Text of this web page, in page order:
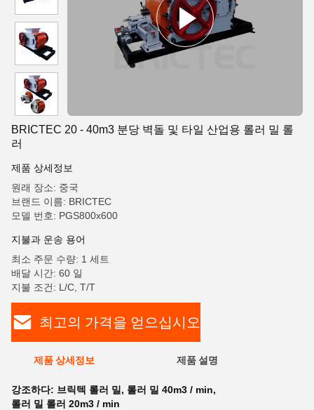
BRICTEC 20 - 40m3 분당 벽돌 및 타일 산업용 롤러 밀 롤
러
제품 상세정보
원래 장소: 중국
브랜드 이름: BRICTEC
모델 번호: PGS800x600
지불과 운송 용어
최소 주문 수량: 1 세트
배달 시간: 60 일
지불 조건: L/C, T/T
최고의 가격을 얻으십시오
제품 상세정보 제품 설명
강조하다: 브릭텍 롤러 밀 , 롤러 밀 40m3 / min,
롤러 밀 롤러 20m3 / min